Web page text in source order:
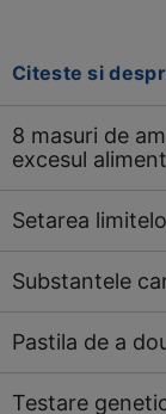
Citeste si
8 masuri de
excesul
Setarea
Substantele
Pastila de a
Testare